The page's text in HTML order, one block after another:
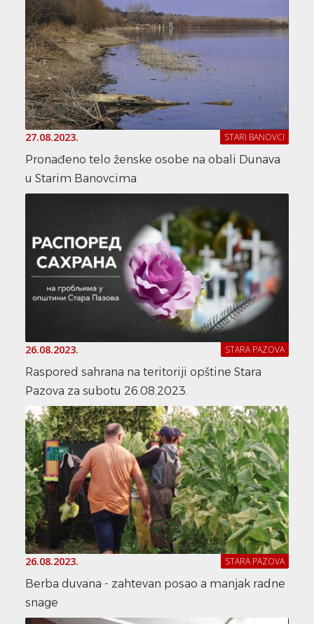
27.08.2023. STARI BANOVCI
Pronađeno telo ženske osobe na obali Dunava
u Starim Banovcima
26.08.2023. STARA PAZOVA
Raspored sahrana na teritoriji opštine Stara
Pazova za subotu 26.08.2023.
26.08.2023. STARA PAZOVA
Berba duvana - zahtevan posao a manjak radne
snage